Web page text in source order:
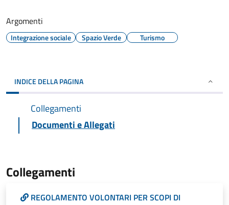
Argomenti
Integrazione sociale Spazio Verde Turismo
INDICE DELLA PAGINA
Collegamenti
Documenti e Allegati
Collegamenti
REGOLAMENTO VOLONTARI PER SCOPI DI